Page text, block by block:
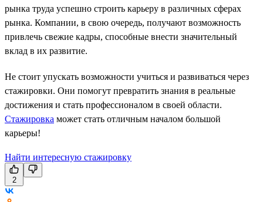
рынка труда успешно строить карьеру в различных сферах
рынка. Компании, в свою очередь, получают возможность
привлечь свежие кадры, способные внести значительный
вклад в их развитие.
Не стоит упускать возможности учиться и развиваться через
стажировки. Они помогут превратить знания в реальные
достижения и стать профессионалом в своей области.
Стажировка может стать отличным началом большой
карьеры!
Найти интересную стажировку
2